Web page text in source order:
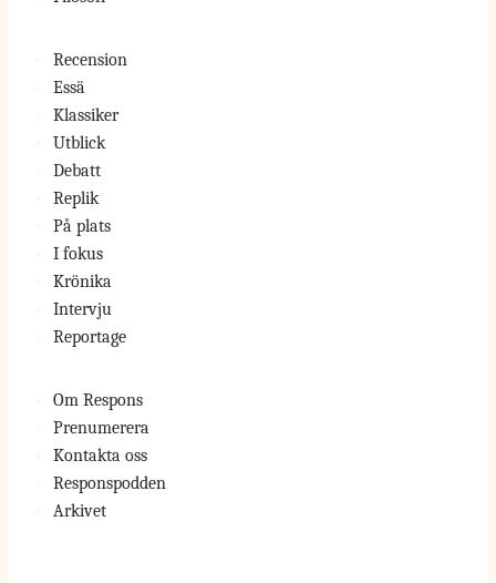
Recension
Essä
Klassiker
Utblick
Debatt
Replik
På plats
I fokus
Krönika
Intervju
Reportage
Om Respons
Prenumerera
Kontakta oss
Responspodden
Arkivet